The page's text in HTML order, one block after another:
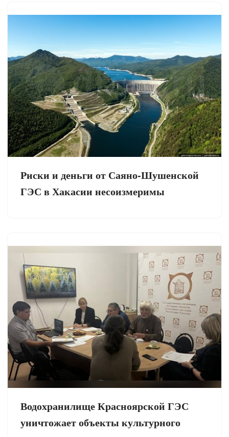
Риски и деньги от Саяно-Шушенской
ГЭС в Хакасии несоизмеримы
Водохранилище Красноярской ГЭС
уничтожает объекты культурного